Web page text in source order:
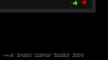
- -
- عربى- Español - Malaysia- Română- Türkçe